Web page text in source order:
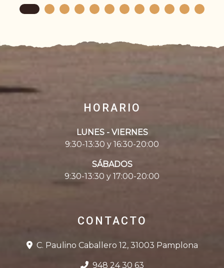
HORARIO
LUNES - VIERNES
9:30-13:30 y 16:30-20:00
SÁBADOS
9:30-13:30 y 17:00-20:00
CONTACTO
C. Paulino Caballero 12, 31003 Pamplona
948 24 30 63